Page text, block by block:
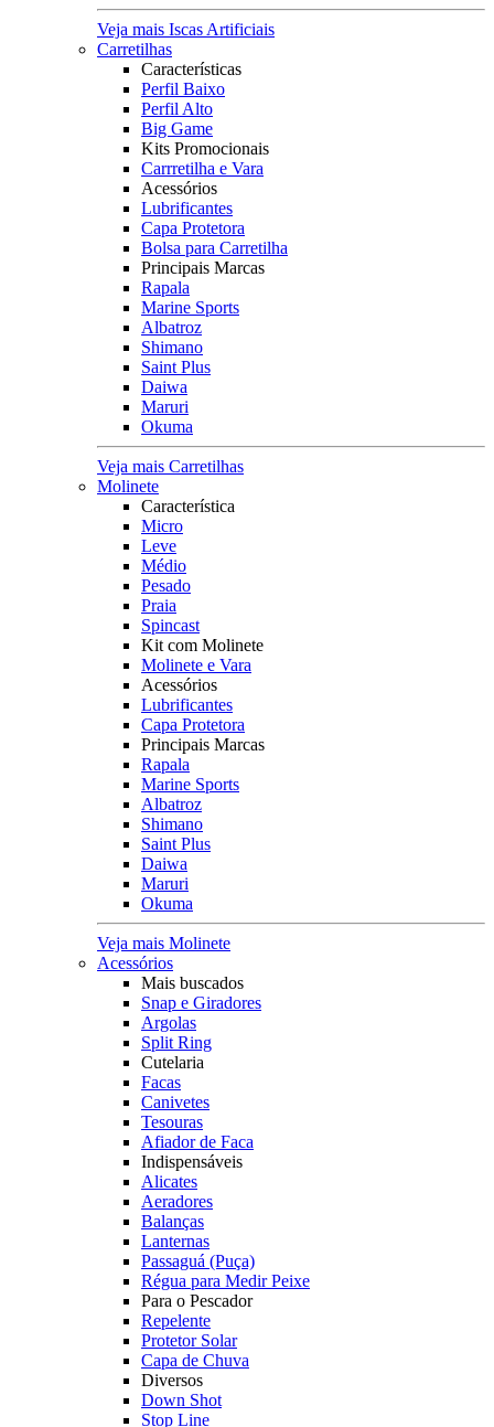
Veja mais Iscas Artificiais
Carretilhas
Características
Perfil Baixo
Perfil Alto
Big Game
Kits Promocionais
Carrretilha e Vara
Acessórios
Lubrificantes
Capa Protetora
Bolsa para Carretilha
Principais Marcas
Rapala
Marine Sports
Albatroz
Shimano
Saint Plus
Daiwa
Maruri
Okuma
Veja mais Carretilhas
Molinete
Característica
Micro
Leve
Médio
Pesado
Praia
Spincast
Kit com Molinete
Molinete e Vara
Acessórios
Lubrificantes
Capa Protetora
Principais Marcas
Rapala
Marine Sports
Albatroz
Shimano
Saint Plus
Daiwa
Maruri
Okuma
Veja mais Molinete
Acessórios
Mais buscados
Snap e Giradores
Argolas
Split Ring
Cutelaria
Facas
Canivetes
Tesouras
Afiador de Faca
Indispensáveis
Alicates
Aeradores
Balanças
Lanternas
Passaguá (Puça)
Régua para Medir Peixe
Para o Pescador
Repelente
Protetor Solar
Capa de Chuva
Diversos
Down Shot
Stop Line